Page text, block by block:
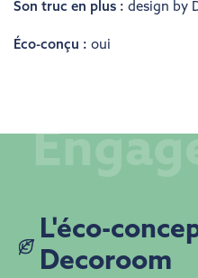
Son truc en plus : design by
Éco-conçu : oui
​​L'éco-
Decoroom